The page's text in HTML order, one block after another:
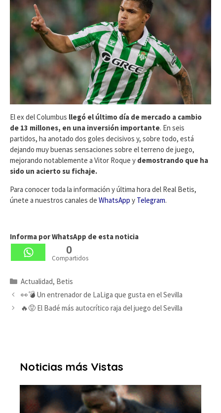
El ex del Columbus llegó el último día de mercado a cambio
de 13 millones, en una inversión importante. En seis
partidos, ha anotado dos goles decisivos y, sobre todo, está
dejando muy buenas sensaciones sobre el terreno de juego,
mejorando notablemente a Vitor Roque y demostrando que ha
sido un acierto su fichaje.
Para conocer toda la información y última hora del Real Betis,
únete a nuestros canales de WhatsApp y Telegram.
Informa por WhatsApp de esta noticia
0
Compartidos
Categorías
Actualidad, Betis
👀💣 Un entrenador de LaLiga que gusta en el Sevilla
🔥😡 El Badé más autocrítico raja del juego del Sevilla
Noticias más Vistas